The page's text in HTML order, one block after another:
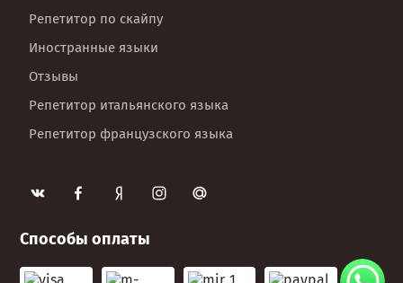
Способы оплаты
Репетитор по скайпу
Иностранные языки
Отзывы
Репетитор итальянского языка
Репетитор французского языка